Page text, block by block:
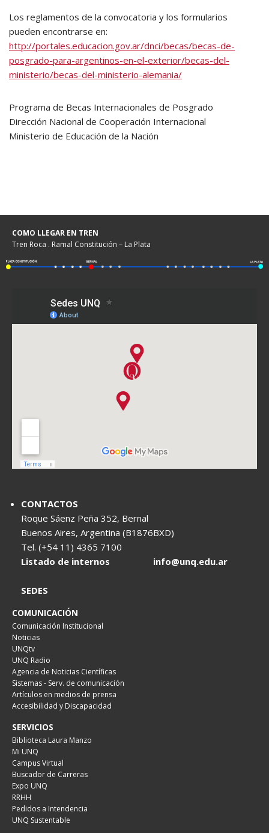
Los reglamentos de la convocatoria y los formularios
pueden encontrarse en:
http://portales.educacion.gov.ar/dnci/becas/becas-de-
posgrado-para-argentinos-en-el-exterior/becas-del-
ministerio/becas-del-ministerio-alemania/
Programa de Becas Internacionales de Posgrado
Dirección Nacional de Cooperación Internacional
Ministerio de Educación de la Nación
COMO LLEGAR EN TREN
Tren Roca . Ramal Constitución – La Plata
CONTACTOS
Roque Sáenz Peña 352, Bernal
Buenos Aires, Argentina (B1876BXD)
Tel. (+54 11) 4365 7100
Listado de internos
info@unq.edu.ar
SEDES
COMUNICACIÓN
Comunicación Institucional
Noticias
UNQtv
UNQ Radio
Agencia de Noticias Científicas
Sistemas - Serv. de comunicación
Artículos en medios de prensa
Accesibilidad y Discapacidad
SERVICIOS
Biblioteca Laura Manzo
Mi UNQ
Campus Virtual
Buscador de Carreras
Expo UNQ
RRHH
Pedidos a Intendencia
UNQ Sustentable